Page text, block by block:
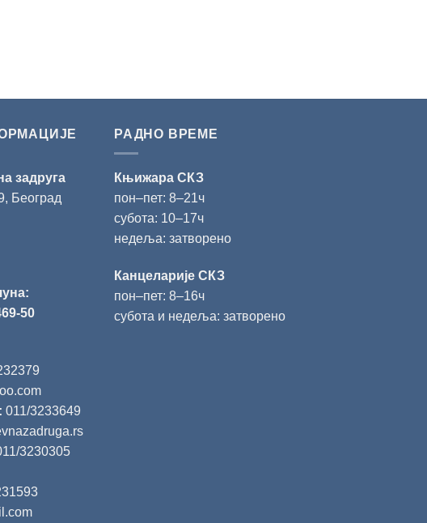
задруга
Београд
50
011/3233649
3230305
РАДНО ВРЕМЕ
Књижара СКЗ
пон‒пет: 8‒21ч
субота: 10‒17ч
недеља: затворено
Канцеларије СКЗ
пон‒пет: 8‒16ч
субота и недеља: затворено